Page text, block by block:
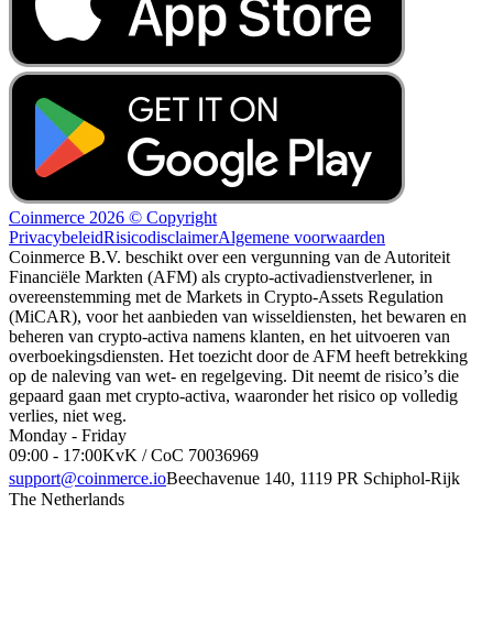
Coinmerce 2026 © Copyright
PrivacybeleidRisicodisclaimerAlgemene voorwaarden
Coinmerce B.V. beschikt over een vergunning van de Autoriteit
Financiële Markten (AFM) als crypto-activadienstverlener, in
overeenstemming met de Markets in Crypto-Assets Regulation
(MiCAR), voor het aanbieden van wisseldiensten, het bewaren en
beheren van crypto-activa namens klanten, en het uitvoeren van
overboekingsdiensten. Het toezicht door de AFM heeft betrekking
op de naleving van wet- en regelgeving. Dit neemt de risico’s die
gepaard gaan met crypto-activa, waaronder het risico op volledig
verlies, niet weg.
Monday - Friday
09:00 - 17:00KvK / CoC 70036969
support@coinmerce.ioBeechavenue 140, 1119 PR Schiphol-Rijk
The Netherlands